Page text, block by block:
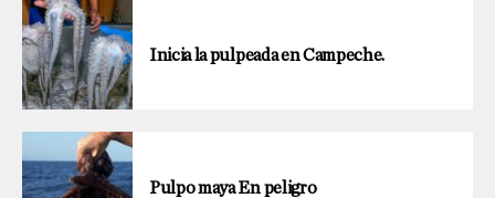
Inicia la pulpeada en Campeche.
Pulpo maya En peligro